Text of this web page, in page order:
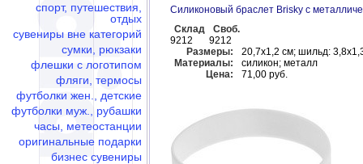
спорт, путешествия,
отдых
сувениры вне категорий
сумки, рюкзаки
флешки c логотипом
фляги, термосы
футболки жен., детские
футболки муж., рубашки
часы, метеостанции
оригинальные подарки
бизнес сувениры
Силиконовый браслет Brisky с
Склад
Своб.
9212
9212
Размеры:
20,7х1,2 см; шильд:
Материалы:
силикон; металл
Цена:
71,00 руб.